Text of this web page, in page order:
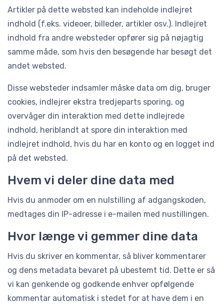
Artikler på dette websted kan indeholde indlejret
indhold (f.eks. videoer, billeder, artikler osv.). Indlejret
indhold fra andre websteder opfører sig på nøjagtig
samme måde, som hvis den besøgende har besøgt det
andet websted.
Disse websteder indsamler måske data om dig, bruger
cookies, indlejrer ekstra tredjeparts sporing, og
overvåger din interaktion med dette indlejrede
indhold, heriblandt at spore din interaktion med
indlejret indhold, hvis du har en konto og en logget ind
på det websted.
Hvem vi deler dine data med
Hvis du anmoder om en nulstilling af adgangskoden,
medtages din IP-adresse i e-mailen med nustillingen.
Hvor længe vi gemmer dine data
Hvis du skriver en kommentar, så bliver kommentarer
og dens metadata bevaret på ubestemt tid. Dette er så
vi kan genkende og godkende enhver opfølgende
kommentar automatisk i stedet for at have dem i en